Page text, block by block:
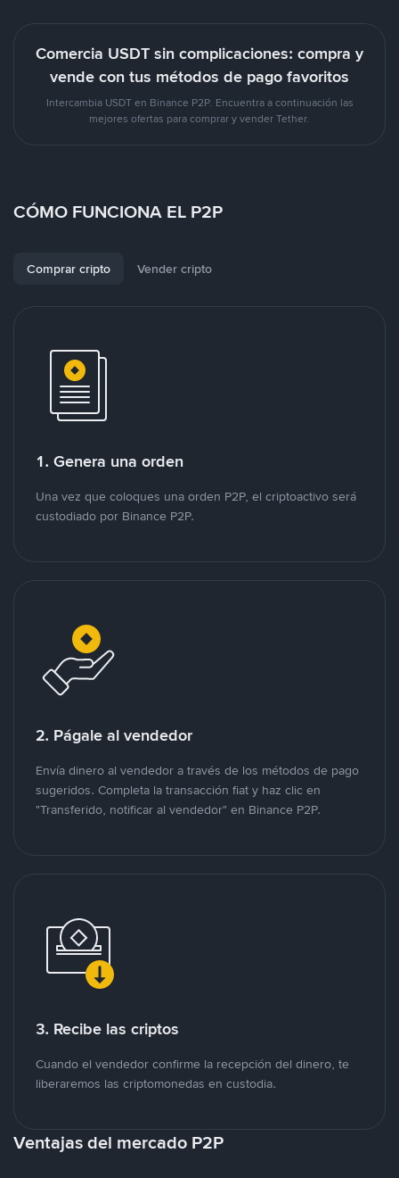
Comercia USDT sin complicaciones: compra y
vende con tus métodos de pago favoritos
Intercambia USDT en Binance P2P. Encuentra a continuación las
mejores ofertas para comprar y vender Tether.
CÓMO FUNCIONA EL P2P
Comprar cripto Vender cripto
1. Genera una orden
Una vez que coloques una orden P2P, el criptoactivo será
custodiado por Binance P2P.
2. Págale al vendedor
Envía dinero al vendedor a través de los métodos de pago
sugeridos. Completa la transacción fiat y haz clic en
"Transferido, notificar al vendedor" en Binance P2P.
3. Recibe las criptos
Cuando el vendedor confirme la recepción del dinero, te
liberaremos las criptomonedas en custodia.
Ventajas del mercado P2P